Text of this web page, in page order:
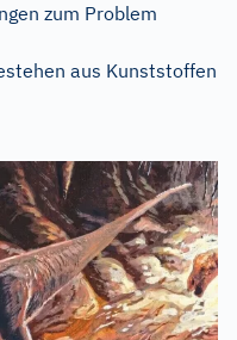
zum Problem
aus Kunststoffen